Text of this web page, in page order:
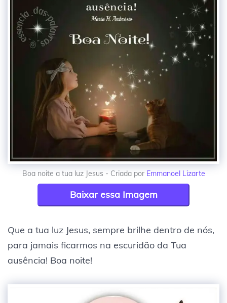
Boa noite a tua luz Jesus - Criada por Emmanoel Lizarte
Baixar essa Imagem
Que a tua luz Jesus, sempre brilhe dentro de nós,
para jamais ficarmos na escuridão da Tua
ausência! Boa noite!